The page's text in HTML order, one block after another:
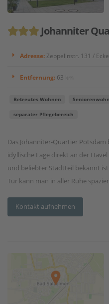
Johanniter
Adresse: Zeppelinstr. 131 /
Entfernung: 63 km
Betreutes Wohnen
separater Pflegebereich
Das Johanniter-Quartier
idyllische Lage direkt an der
und beliebter Stadtteil bekannt
Tür kann man in aller Ruhe
Kontakt aufnehmen